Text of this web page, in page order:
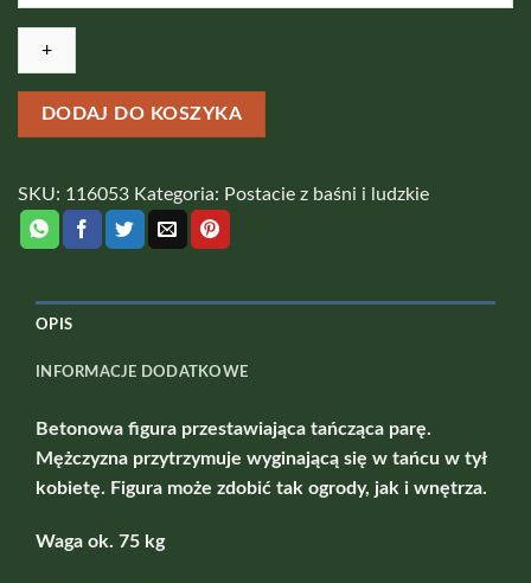
duet
ARABESQUE
DODAJ DO KOSZYKA
SKU: 116053 Kategoria: Postacie z baśni i ludzkie
OPIS
INFORMACJE DODATKOWE
Betonowa figura przestawiająca tańcząca parę.
Mężczyzna przytrzymuje wyginającą się w tańcu w tył
kobietę. Figura może zdobić tak ogrody, jak i wnętrza.
Waga ok. 75 kg